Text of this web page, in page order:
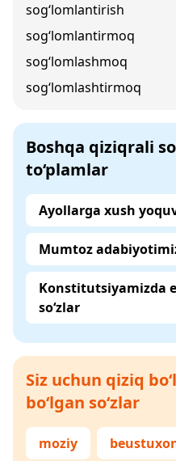
sog‘lomlantirish
sog‘lomlantirmoq
sog‘lomlashmoq
sog‘lomlashtirmoq
Boshqa qiziqrali
to‘plamlar
Ayollarga xush
Mumtoz
Konstitutsiyamizda
so‘zlar
Siz uchun qiziq
bo‘lgan so‘zlar
moziy